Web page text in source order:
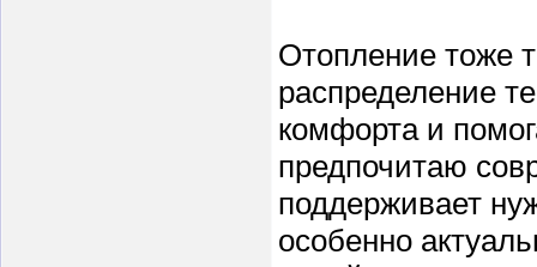
Отопление тоже
распределение
комфорта и
предпочитаю
поддерживает
особенно